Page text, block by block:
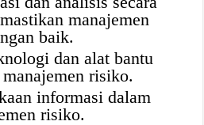
manajemen
baik.
dan alat bantu
risiko.
informasi dalam
risiko.